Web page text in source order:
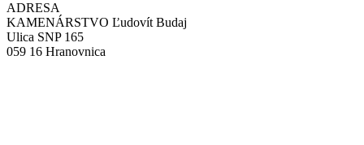
ADRESA
KAMENÁRSTVO Ľudovít Budaj
Ulica SNP 165
059 16 Hranovnica